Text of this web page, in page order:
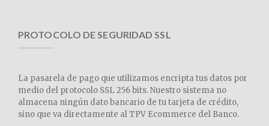
PROTOCOLO DE SEGURIDAD SSL
La pasarela de pago que utilizamos encripta tus datos por
medio del protocolo SSL 256 bits. Nuestro sistema no
almacena ningún dato bancario de tu tarjeta de crédito,
sino que va directamente al TPV Ecommerce del Banco.